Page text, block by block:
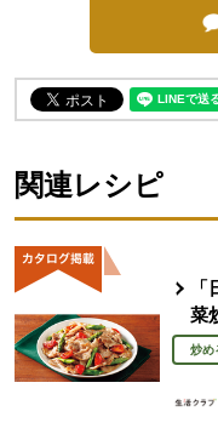
関連レシピ
菜
炒め